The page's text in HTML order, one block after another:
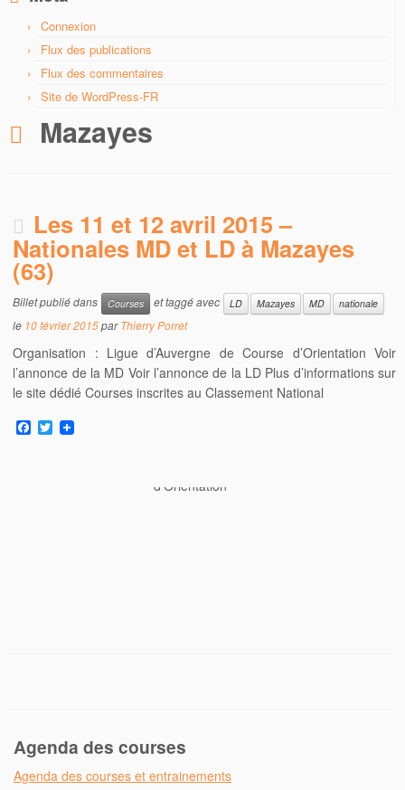
Connexion
Flux des publications
Flux des commentaires
Site de WordPress-FR
Mazayes
Les 11 et 12 avril 2015 –
Nationales MD et LD à Mazayes
(63)
Billet publié dans Courses et taggé avec LD Mazayes MD nationale
le 10 février 2015parThierry Porret
Organisation : Ligue d’Auvergne de Course d’Orientation Voir
l’annonce de la MD Voir l’annonce de la LD Plus d’informations sur
le site dédié Courses inscrites au Classement National
F
a
T
w
Agenda des courses
Agenda des courses et entrainements